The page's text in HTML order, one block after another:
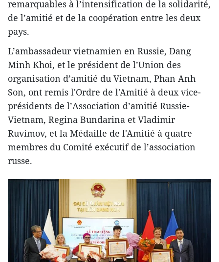
remarquables à l’intensification de la solidarité,
de l’amitié et de la coopération entre les deux
pays.
L’ambassadeur vietnamien en Russie, Dang
Minh Khoi, et le président de l’Union des
organisation d’amitié du Vietnam, Phan Anh
Son, ont remis l'Ordre de l'Amitié à deux vice-
présidents de l’Association d’amitié Russie-
Vietnam, Regina Bundarina et Vladimir
Ruvimov, et la Médaille de l'Amitié à quatre
membres du Comité exécutif de l’association
russe.